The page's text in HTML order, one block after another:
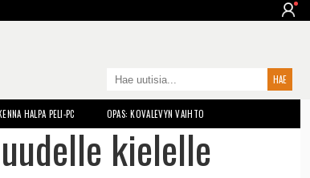
HALPA PELI-PC OPAS: KOVALEVYN VAIHTO
kielelle